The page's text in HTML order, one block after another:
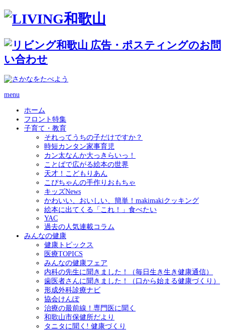
menu
ホーム
フロント特集
子育て・教育
それってうちの子だけですか？
時短カンタン家事育児
カン太なんか大っきらいっ！
ことばで広がる絵本の世界
天才！こどもりあん
こぴちゃんの手作りおもちゃ
キッズNews
かわいい、おいしい、簡単！makimakiクッキング
絵本に出てくる「これ！」食べたい
YAC
過去の人気連載コラム
みんなの健康
健康トピックス
医療TOPICS
みんなの健康フェア
内科の先生に聞きました！（毎日生き生き健康通信）
歯医者さんに聞きました！（口から始まる健康づくり）
形成外科診療ナビ
協会けんぽ
治療の最前線！専門医に聞く
和歌山市保健所だより
タニタに聞く! 健康づくり